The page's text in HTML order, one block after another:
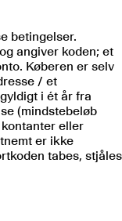
betingelser.
angiver koden; et
Køberen er selv
/ et
i ét år fra
(mindstebeløb
eller
er ikke
tabes, stjåles